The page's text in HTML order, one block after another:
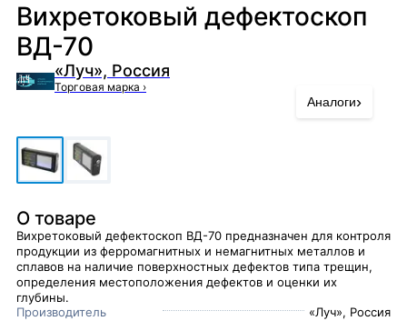
Вихретоковый дефектоскоп
ВД-70
«Луч», Россия
Торговая марка ›
Аналоги›
О товаре
Вихретоковый дефектоскоп ВД-70 предназначен для контроля
продукции из ферромагнитных и немагнитных металлов и
сплавов на наличие поверхностных дефектов типа трещин,
определения местоположения дефектов и оценки их
глубины.
Производитель
«Луч», Россия